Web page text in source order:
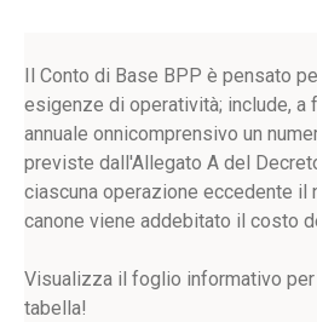
Il Conto di Base BPP è pensato
esigenze di operatività; include, a
annuale onnicomprensivo un
previste dall'Allegato A del
ciascuna operazione eccedente il
canone viene addebitato il costo
Visualizza il foglio informativo
tabella!